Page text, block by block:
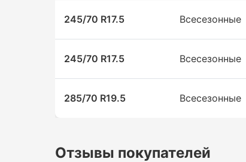
245/70 R17.5 Всесезонные
245/70 R17.5 Всесезонные
285/70 R19.5 Всесезонные
Отзывы покупателей